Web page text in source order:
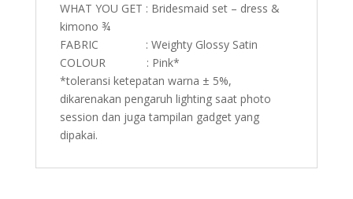
WHAT YOU GET : Bridesmaid set – dress &
kimono ¾
FABRIC : Weighty Glossy Satin
COLOUR : Pink*
*toleransi ketepatan warna ± 5%,
dikarenakan pengaruh lighting saat photo
session dan juga tampilan gadget yang
dipakai.